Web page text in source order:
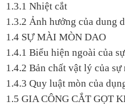
1.3.1 Nhiệt cắt
1.3.2 Ảnh hưởng của dung
1.4 SỰ MÀI MÒN DAO
1.4.1 Biểu hiện ngoài của
1.4.2 Bản chất vật lý của sự
1.4.3 Quy luật mòn của
1.5 GIA CÔNG CẮT GỌT